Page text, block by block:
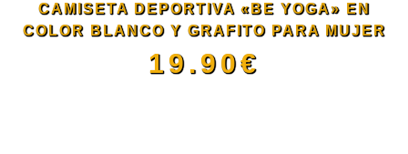
CAMISETA DEPORTIVA «BE YOGA» EN
COLOR BLANCO Y GRAFITO PARA MUJER
19.90€